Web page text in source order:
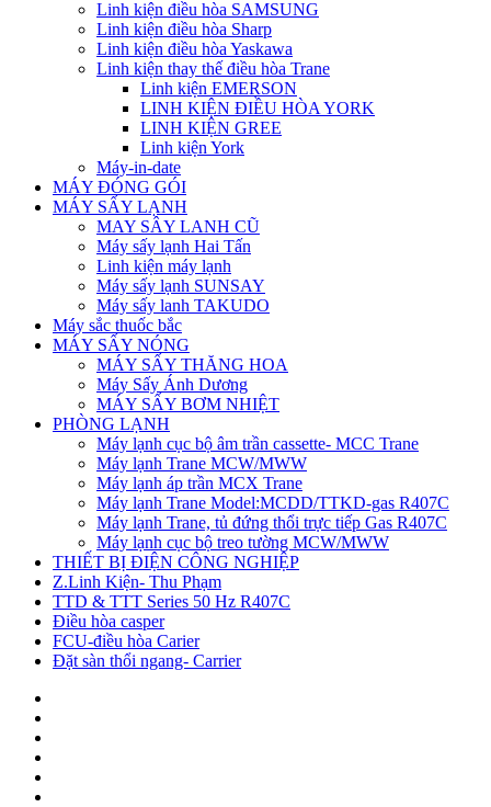
Linh kiện điều hòa SAMSUNG
Linh kiện điều hòa Sharp
Linh kiện điều hòa Yaskawa
Linh kiện thay thế điều hòa Trane
Linh kiện EMERSON
LINH KIỆN ĐIỀU HÒA YORK
LINH KIỆN GREE
Linh kiện York
Máy-in-date
MÁY ĐÓNG GÓI
MÁY SẤY LẠNH
MAY SÂY LANH CŨ
Máy sấy lạnh Hai Tấn
Linh kiện máy lạnh
Máy sấy lạnh SUNSAY
Máy sấy lanh TAKUDO
Máy sắc thuốc bắc
MÁY SẤY NÓNG
MÁY SẤY THĂNG HOA
Máy Sấy Ánh Dương
MÁY SẤY BƠM NHIỆT
PHÒNG LẠNH
Máy lạnh cục bộ âm trần cassette- MCC Trane
Máy lạnh Trane MCW/MWW
Máy lạnh áp trần MCX Trane
Máy lạnh Trane Model:MCDD/TTKD-gas R407C
Máy lạnh Trane, tủ đứng thổi trực tiếp Gas R407C
Máy lạnh cục bộ treo tường MCW/MWW
THIẾT BỊ ĐIỆN CÔNG NGHIỆP
Z.Linh Kiện- Thu Phạm
TTD & TTT Series 50 Hz R407C
Điều hòa casper
FCU-điều hòa Carier
Đặt sàn thổi ngang- Carrier